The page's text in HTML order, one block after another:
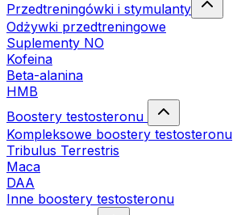
Przedtreningówki i stymulanty
Odżywki przedtreningowe
Suplementy NO
Kofeina
Beta-alanina
HMB
Boostery testosteronu
Kompleksowe boostery testosteronu
Tribulus Terrestris
Maca
DAA
Inne boostery testosteronu